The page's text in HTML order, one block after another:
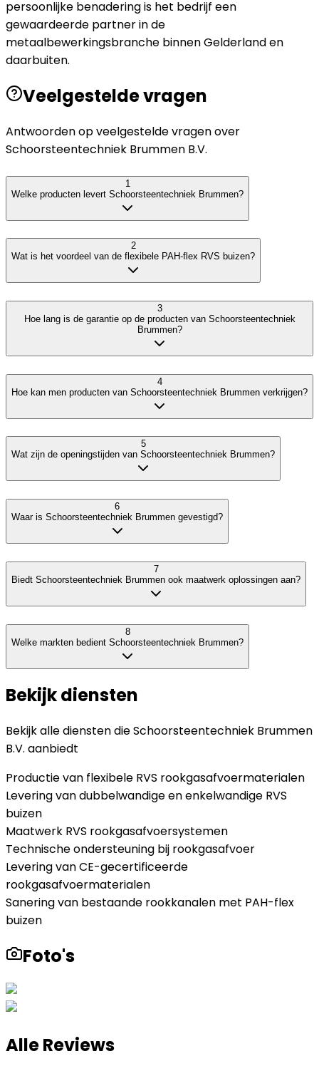
persoonlijke benadering is het bedrijf een
gewaardeerde partner in de
metaalbewerkingsbranche binnen Gelderland en
daarbuiten.
Veelgestelde vragen
Antwoorden op veelgestelde vragen over
Schoorsteentechniek Brummen B.V.
1
Welke producten levert Schoorsteentechniek Brummen?
2
Wat is het voordeel van de flexibele PAH-flex RVS buizen?
3
Hoe lang is de garantie op de producten van Schoorsteentechniek
Brummen?
4
Hoe kan men producten van Schoorsteentechniek Brummen verkrijgen?
5
Wat zijn de openingstijden van Schoorsteentechniek Brummen?
6
Waar is Schoorsteentechniek Brummen gevestigd?
7
Biedt Schoorsteentechniek Brummen ook maatwerk oplossingen aan?
8
Welke markten bedient Schoorsteentechniek Brummen?
Bekijk diensten
Bekijk alle diensten dieSchoorsteentechniek Brummen
B.V. aanbiedt
Productie van flexibele RVS rookgasafvoermaterialen
Levering van dubbelwandige en enkelwandige RVS
buizen
Maatwerk RVS rookgasafvoersystemen
Technische ondersteuning bij rookgasafvoer
Levering van CE-gecertificeerde
rookgasafvoermaterialen
Sanering van bestaande rookkanalen met PAH-flex
buizen
Foto's
Alle Reviews